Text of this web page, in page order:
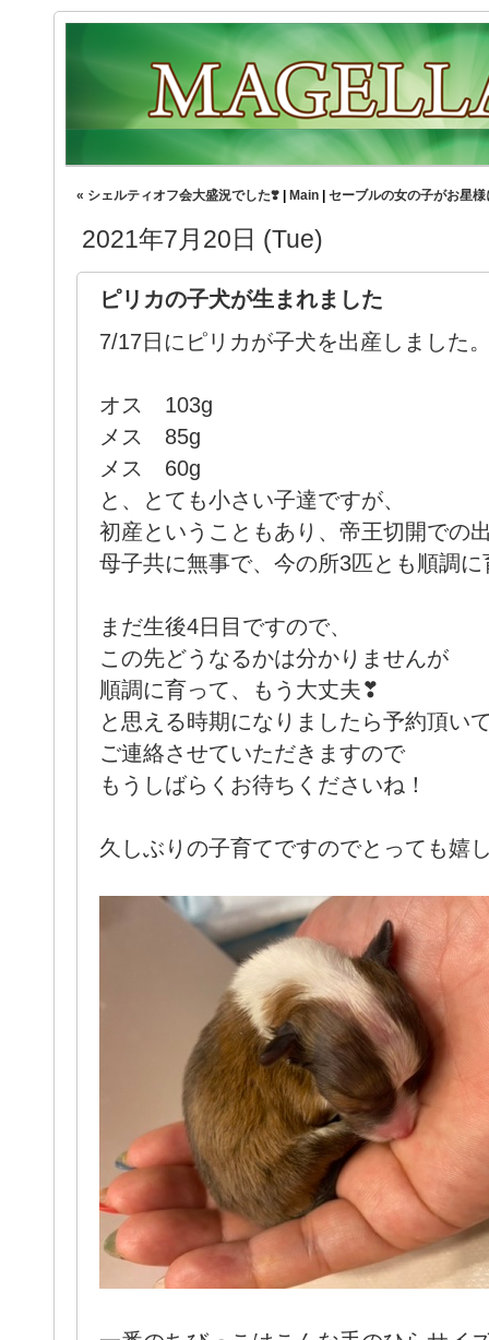
« シェルティオフ会大盛況でした❣️ Main セーブルの女の子がお星
2021年7月20日 (Tue)
ピリカの子犬が生まれました
7/17日にピリカが子犬を出産しました
オス 103g
メス 85g
メス 60g
と、とても小さい子達ですが、
初産ということもあり、帝王切開での
母子共に無事で、今の所3匹とも順調
まだ生後4日目ですので、
この先どうなるかは分かりませんが
順調に育って、もう大丈夫❣
と思える時期になりましたら予約頂い
ご連絡させていただきますので
もうしばらくお待ちくださいね！
久しぶりの子育てですのでとっても嬉